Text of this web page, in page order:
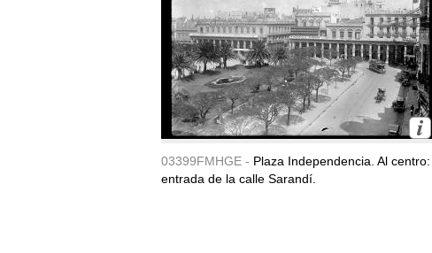
03399FMHGE - Plaza Independencia. Al centro:
entrada de la calle Sarandí.